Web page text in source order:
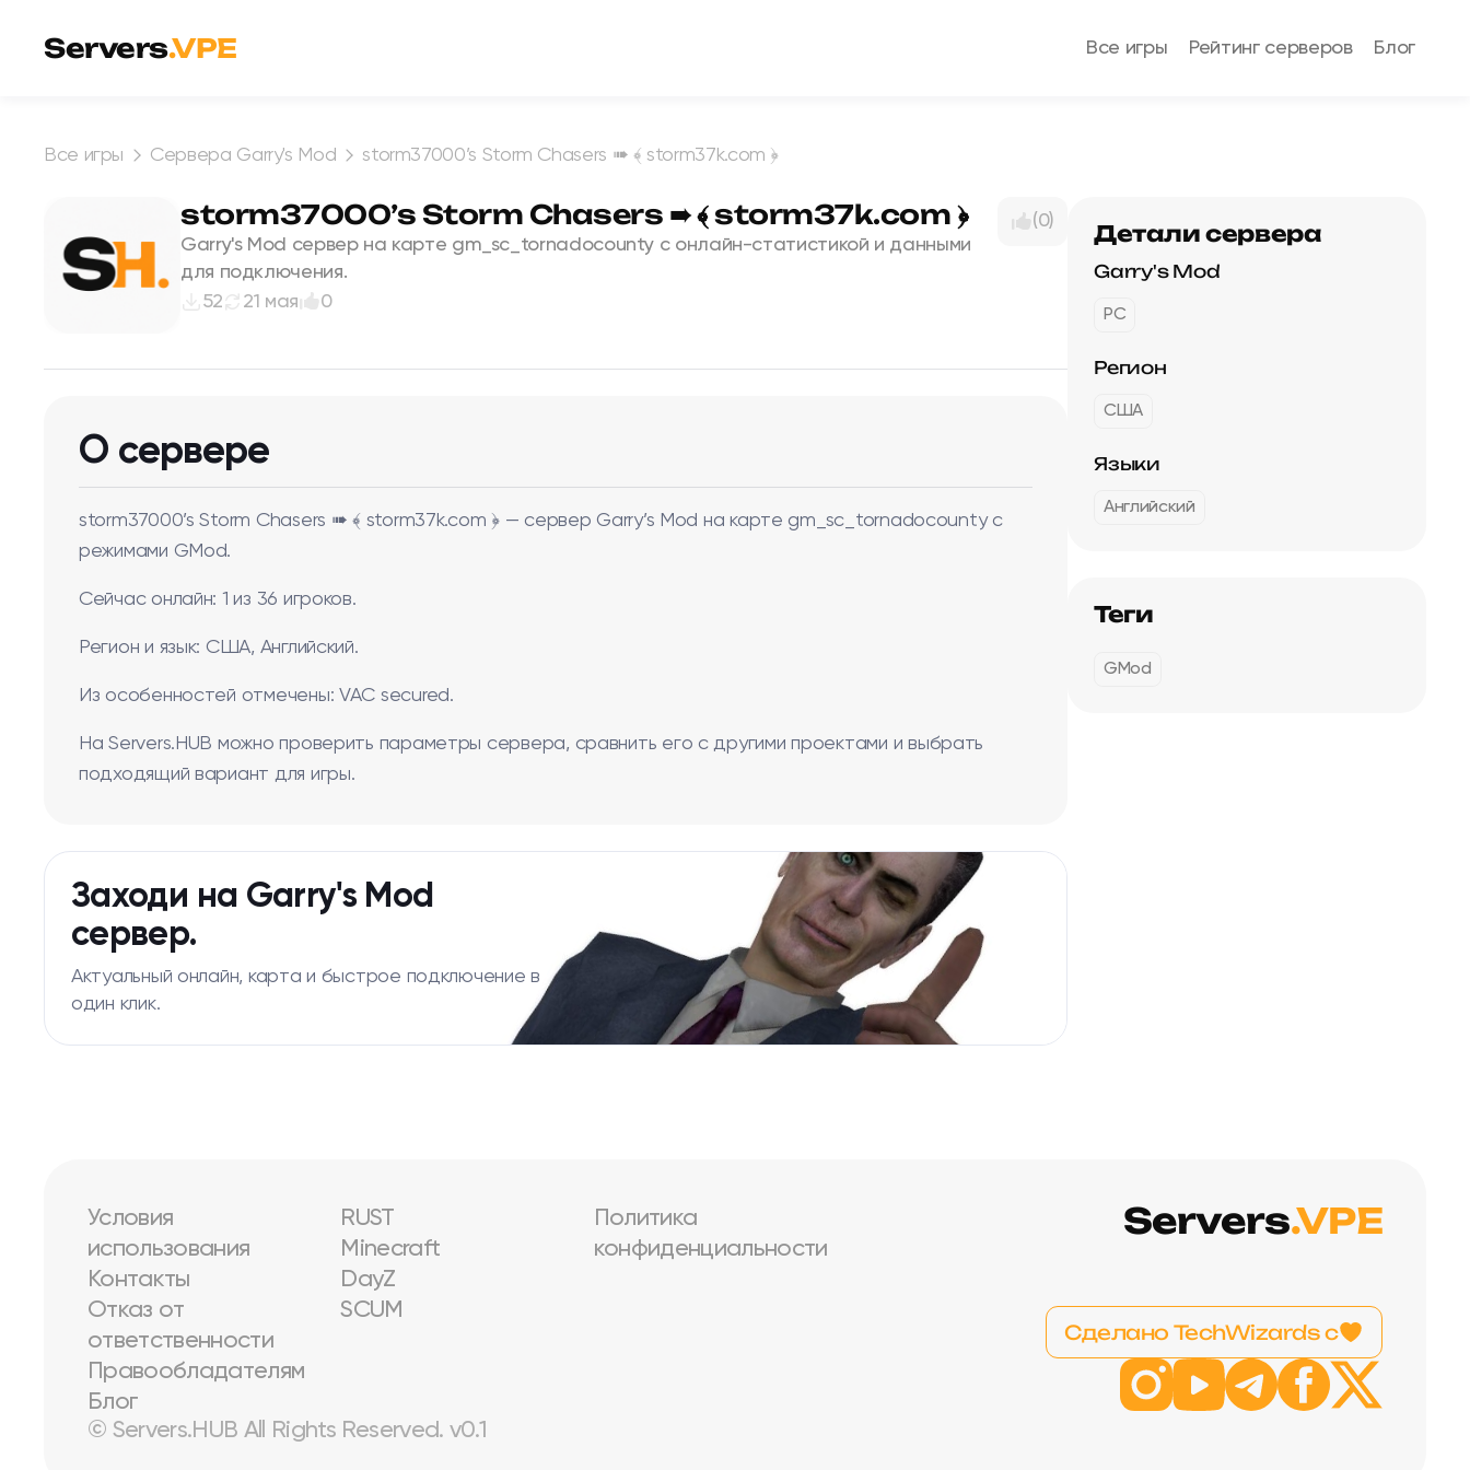
Servers.VPE Все игры Рейтинг серверов Блог
Все игры Сервера Garry's Mod storm37000’s Storm Chasers ➠ ﴾ storm37k.com ﴿
storm37000’s Storm Chasers ➠ ﴾ storm37k.com ﴿
Garry's Mod сервер на карте gm_sc_tornadocounty с онлайн-статистикой и данными
для подключения.
52
21 мая 0
(0)
О сервере
storm37000’s Storm Chasers ➠ ﴾ storm37k.com ﴿ — сервер Garry’s Mod на карте gm_sc_tornadocounty с
режимами GMod.
Сейчас онлайн: 1 из 36 игроков.
Регион и язык: США, Английский.
Из особенностей отмечены: VAC secured.
На Servers.HUB можно проверить параметры сервера, сравнить его с другими проектами и выбрать
подходящий вариант для игры.
Заходи на Garry's Mod
сервер.
Актуальный онлайн, карта и быстрое подключение в
один клик.
Детали сервера
Garry's Mod
PC
Регион
США
Языки
Английский
Теги
GMod
Условия
использования
Контакты
Отказ от
ответственности
Правообладателям
Блог
RUST
Minecraft
DayZ
SCUM
Политика
конфиденциальности
© Servers.HUB All Rights Reserved. v0.1
Servers.VPE
Сделано TechWizards с